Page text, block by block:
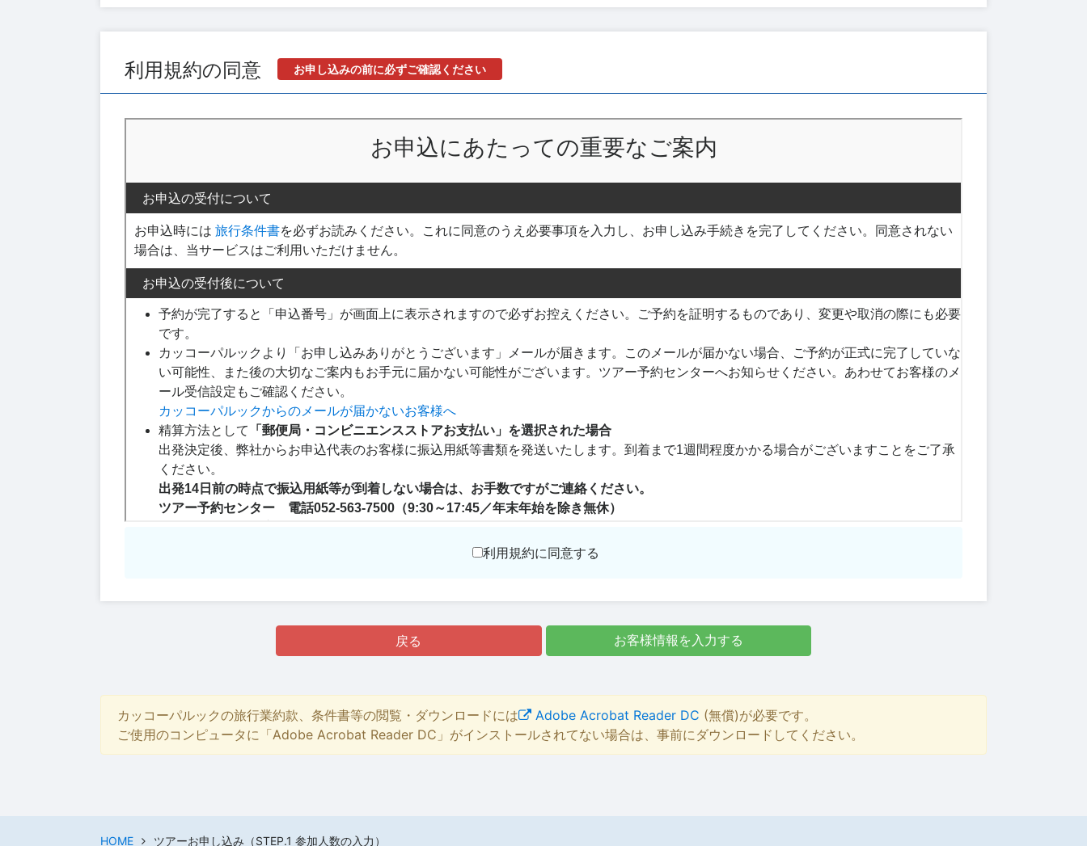
利用規約の同意 お申し込みの前に必ずご確認ください
利用規約に同意する
戻る お客様情報を入力する
カッコーパルックの旅行業約款、条件書等の閲覧・ダウンロードには Adobe Acrobat Reader DC (無償)が必要です。
ご使用のコンピュータに「Adobe Acrobat Reader DC」がインストールされてない場合は、事前にダウンロードしてください。
HOME ツアーお申し込み（STEP.1 参加人数の入力）